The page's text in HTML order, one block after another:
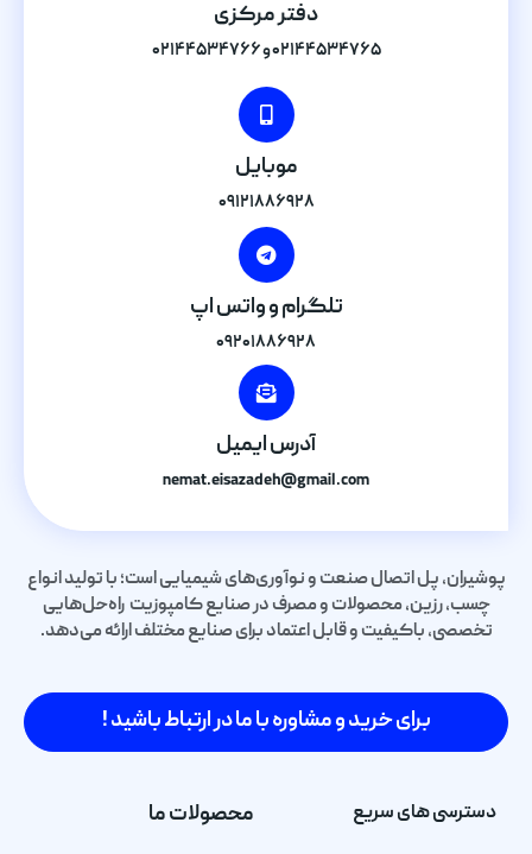
دفتر مرکزی
۰۲۱۴۴۵۳۴۷۶۵ و ۰۲۱۴۴۵۳۴۷۶۶
موبایل
۰۹۱۲۱۸۸۶۹۲۸
تلگرام و واتس اپ
۰۹۲۰۱۸۸۶۹۲۸
آدرس ایمیل
nemat.eisazadeh@gmail.com
پوشیران، پل اتصال صنعت و نوآوری‌های شیمیایی است؛ با تولید انواع
چسب، رزین، محصولات و مصرف در صنایع کامپوزیت راه‌حل‌هایی
تخصصی، باکیفیت و قابل اعتماد برای صنایع مختلف ارائه می‌دهد.
برای خرید و مشاوره با ما در ارتباط باشید !
دسترسی های سریع محصولات ما